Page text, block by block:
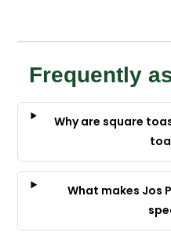
Frequently
Why are square
What makes Jos